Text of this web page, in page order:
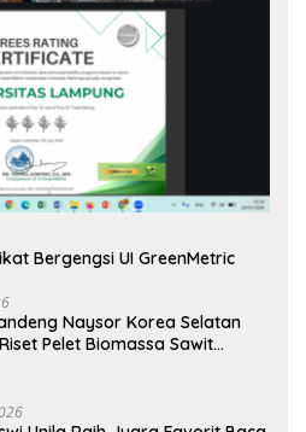
Bergengsi UI GreenMetric
Naysor Korea Selatan
Pelet Biomassa Sawit